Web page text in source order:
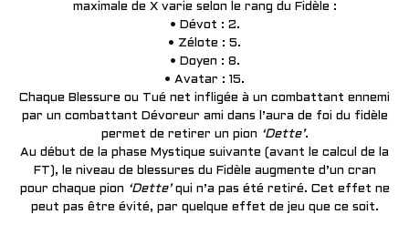
maximale de X varie selon le rang du Fidèle :
• Dévot : 2.
• Zélote : 5.
• Doyen : 8.
• Avatar : 15.
Chaque Blessure ou Tué net infligée à un combattant ennemi
par un combattant Dévoreur ami dans l’aura de foi du fidèle
permet de retirer un pion ‘Dette’.
Au début de la phase Mystique suivante (avant le calcul de la
FT), le niveau de blessures du Fidèle augmente d’un cran
pour chaque pion ‘Dette’qui n’a pas été retiré. Cet effet ne
peut pas être évité, par quelque effet de jeu que ce soit.